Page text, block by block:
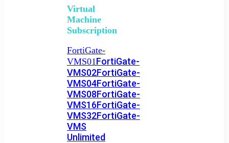
Virtual
Machine
Subscription
FortiGate-
VMS01FortiGate-
VMS02FortiGate-
VMS04FortiGate-
VMS08FortiGate-
VMS16FortiGate-
VMS32FortiGate-
VMS
Unlimited